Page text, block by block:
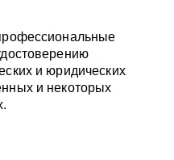
и юридических
и некоторых